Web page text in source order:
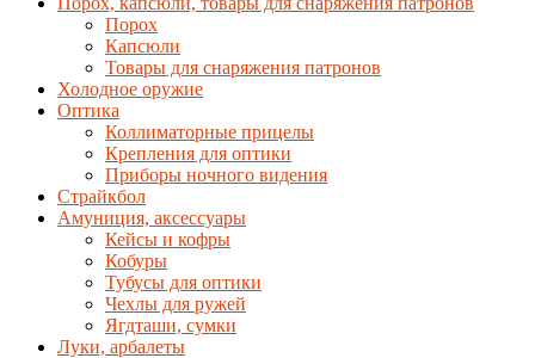
Порох
Капсюли
Товары для снаряжения патронов
Холодное оружие
Оптика
Коллиматорные прицелы
Крепления для оптики
Приборы ночного видения
Страйкбол
Амуниция, аксессуары
Кейсы и кофры
Кобуры
Тубусы для оптики
Чехлы для ружей
Ягдташи, сумки
Луки, арбалеты